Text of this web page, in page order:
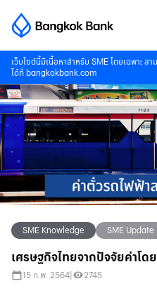
เว็บไซต์นี้มีเนื้อหาสำหรับ SME โดยเฉพาะ ส
ได้ที่ bangkokbank.com
SME Knowledge SME Update
เศรษฐกิจไทยจากปัจจัยค่าโด
15 ก.พ. 2564 2745